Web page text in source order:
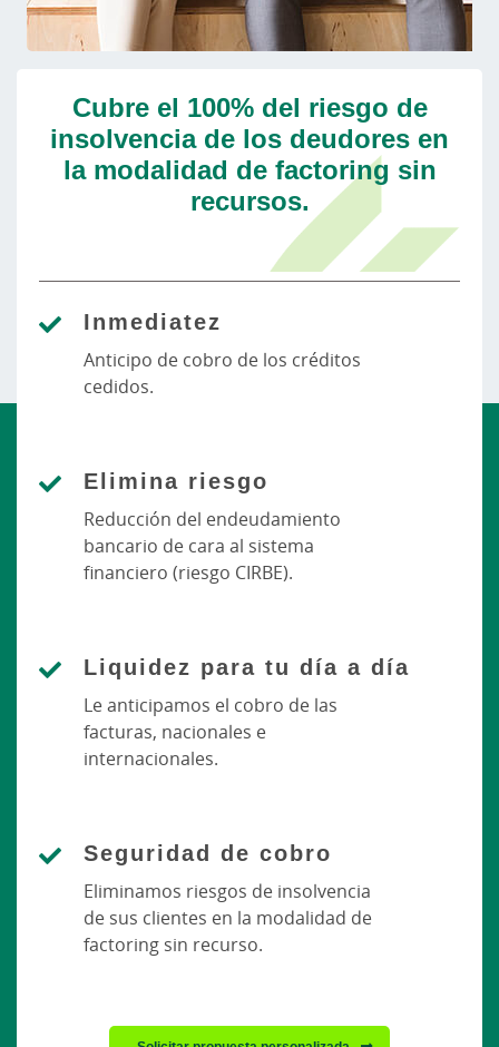
Cubre el 100% del riesgo de
insolvencia de los deudores en
la modalidad de factoring sin
recursos.
Inmediatez
Anticipo de cobro de los créditos
cedidos.
Elimina riesgo
Reducción del endeudamiento
bancario de cara al sistema
financiero (riesgo CIRBE).
Liquidez para tu día a día
Le anticipamos el cobro de las
facturas, nacionales e
internacionales.
Seguridad de cobro
Eliminamos riesgos de insolvencia
de sus clientes en la modalidad de
factoring sin recurso.